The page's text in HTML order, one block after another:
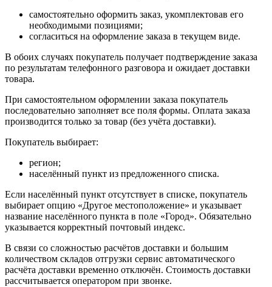
самостоятельно оформить заказ, укомплектовав его
необходимыми позициями;
согласиться на оформление заказа в текущем виде.
В обоих случаях покупатель получает подтверждение заказа
по результатам телефонного разговора и ожидает доставки
товара.
При самостоятельном оформлении заказа покупатель
последовательно заполняет все поля формы. Оплата заказа
производится только за товар (без учёта доставки).
Покупатель выбирает:
регион;
населённый пункт из предложенного списка.
Если населённый пункт отсутствует в списке, покупатель
выбирает опцию «Другое местоположение» и указывает
название населённого пункта в поле «Город». Обязательно
указывается корректный почтовый индекс.
В связи со сложностью расчётов доставки и большим
количеством складов отгрузки сервис автоматического
расчёта доставки временно отключён. Стоимость доставки
рассчитывается оператором при звонке.